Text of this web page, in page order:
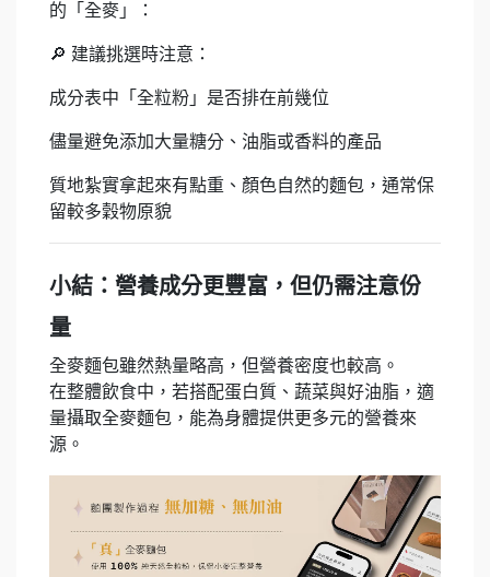
的「全麥」：
🔎 建議挑選時注意：
成分表中「全粒粉」是否排在前幾位
儘量避免添加大量糖分、油脂或香料的產品
質地紮實拿起來有點重、顏色自然的麵包，通常保
留較多穀物原貌
小結：營養成分更豐富，但仍需注意份
量
全麥麵包雖然熱量略高，但營養密度也較高。
在整體飲食中，若搭配蛋白質、蔬菜與好油脂，適
量攝取全麥麵包，能為身體提供更多元的營養來
源。